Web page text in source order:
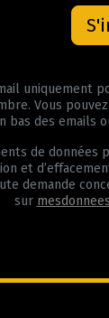
uniquement
Vous
bas des emails
de données
et
demande
sur